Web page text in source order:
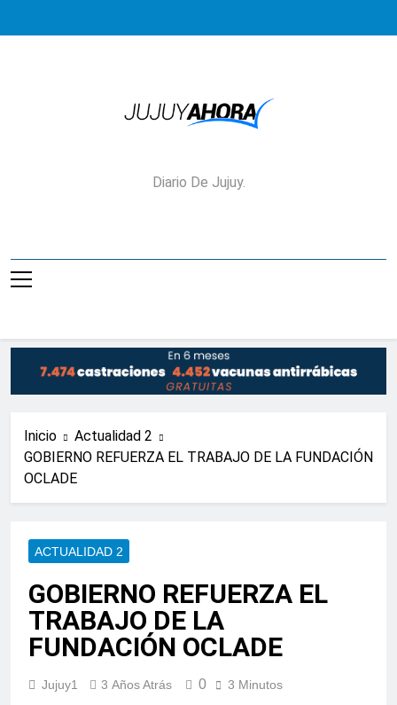
Jujuy Ahora!
Diario De Jujuy.
Inicio
Actualidad 2
GOBIERNO REFUERZA EL TRABAJO DE LA FUNDACIÓN
OCLADE
ACTUALIDAD 2
GOBIERNO REFUERZA EL
TRABAJO DE LA
FUNDACIÓN OCLADE
Jujuy1 3 Años Atrás 0 3 Minutos